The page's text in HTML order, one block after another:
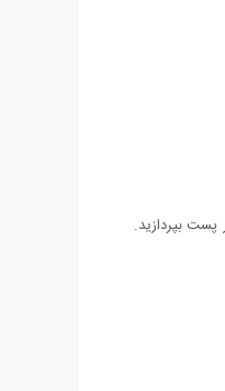
بپردازید.